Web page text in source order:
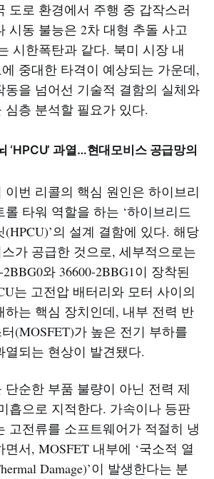
도로 환경에서 주행 중 갑작스러
시동 불능은 2차 대형 추돌 사고
시한폭탄과 같다. 북미 시장 내
중대한 타격이 예상되는 가운데,
동을 넘어선 기술적 결함의 실체와
심층 분석할 필요가 있다.
‘HPCU’ 과열…현대모비스 공급망의
이번 리콜의 핵심 원인은 하이브리
타워 역할을 하는 ‘하이브리드
의 설계 결함에 있다. 해당
가 공급한 것으로, 세부적으로는
와 36600-2BBG1이 장착된
는 고전압 배터리와 모터 사이의
하는 핵심 장치인데, 내부 전력 반
(MOSFET)가 높은 전기 부하를
열되는 현상이 발견됐다.
단순한 부품 불량이 아닌 전력 제
흡으로 지적한다. 가속이나 등판
고전류를 소프트웨어가 적절히 냉
서, MOSFET 내부에 ‘국소적 열
Damage)’이 발생한다는 분